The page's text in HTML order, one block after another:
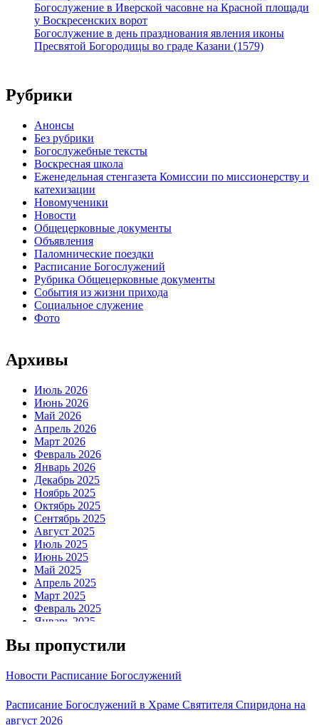
Богослужение в Иверской часовне на Красной площади
у Воскресенских ворот
Богослужение в день празднования явления иконы
Пресвятой Богородицы во граде Казани (1579)
Рубрики
Анонсы
Без рубрики
Богослужебные тексты
Воскресная школа
Еженедельная стенгазета Комиссии по миссионерству и
катехизации
Новомученики
Новости
Общецерковные документы
Объявления
Паломнические поездки
Расписание Богослужений
Рубрика Общецерковные документы
События из жизни прихода
Социальное служение
Фото
Архивы
Июль 2026
Июнь 2026
Май 2026
Апрель 2026
Март 2026
Февраль 2026
Январь 2026
Декабрь 2025
Ноябрь 2025
Октябрь 2025
Сентябрь 2025
Август 2025
Июль 2025
Июнь 2025
Май 2025
Апрель 2025
Март 2025
Февраль 2025
Январь 2025
Ноябрь 2024
Сентябрь 2024
Июль 2024
Июнь 2024
Вы пропустили
Новости Расписание Богослужений
Расписание Богослужений в Храме Святителя Спиридона на
август 2026